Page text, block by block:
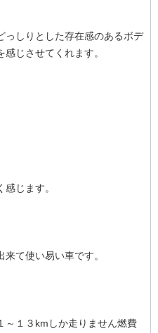
っしりとした存在感のあるボデ
じさせてくれます。
じます。
て使い易い車です。
～１３kmしか走りません燃費